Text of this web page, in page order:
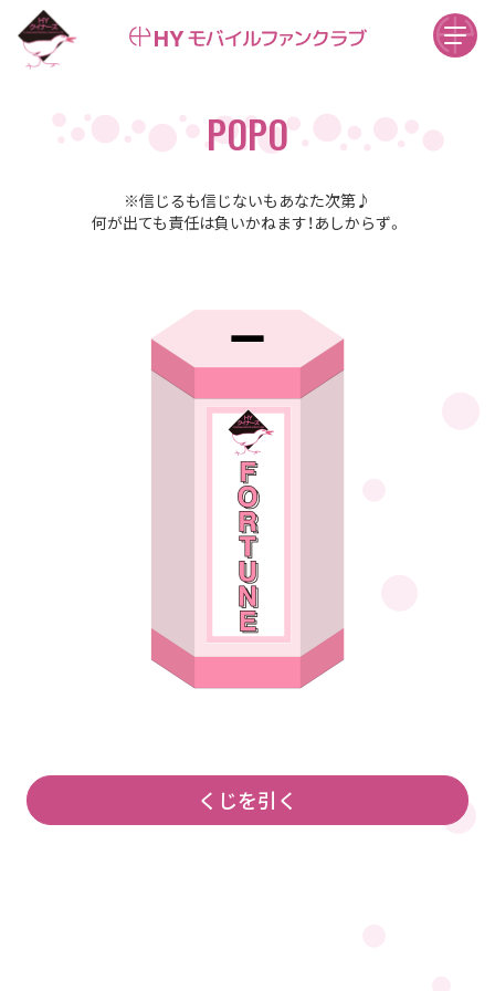
POPO
※信じるも信じないもあなた次第♪
何が出ても責任は負いかねます！あしからず。